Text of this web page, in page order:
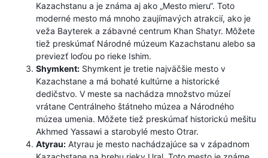
Kazachstanu a je známa aj ako „Mesto mieru“. Toto
moderné mesto má mnoho zaujímavých atrakcií, ako je
veža Bayterek a zábavné centrum Khan Shatyr. Môžete
tiež preskúmať Národné múzeum Kazachstanu alebo sa
previezť loďou po rieke Ishim.
Shymkent: Shymkent je tretie najväčšie mesto v
Kazachstane a má bohaté kultúrne a historické
dedičstvo. V meste sa nachádza množstvo múzeí
vrátane Centrálneho štátneho múzea a Národného
múzea umenia. Môžete tiež preskúmať historickú mešitu
Akhmed Yassawi a starobylé mesto Otrar.
Atyrau: Atyrau je mesto nachádzajúce sa v západnom